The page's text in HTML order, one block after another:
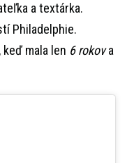
a textárka.
Philadelphie.
mala len 6 rokova